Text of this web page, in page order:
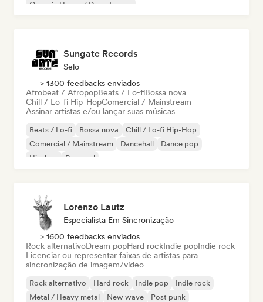
Organic House / Downtempo
Sungate Records
Selo
> 1300 feedbacks enviados
Afrobeat / AfropopBeats / Lo-fiBossa nova
Chill / Lo-fi Hip-HopComercial / Mainstream
Assinar artistas e/ou lançar suas músicas
Beats / Lo-fi Bossa nova
Chill / Lo-fi Hip-Hop
Comercial / Mainstream
Dancehall
Dance pop
Hip-hop
Pop soul
Lorenzo Lautz
Especialista Em Sincronização
> 1600 feedbacks enviados
Rock alternativoDream popHard rockIndie popIndie rock
Licenciar ou representar faixas de artistas para
sincronização de imagem/vídeo
Rock alternativo Hard rock Indie pop
Indie rock
Metal / Heavy metal
New wave
Post punk